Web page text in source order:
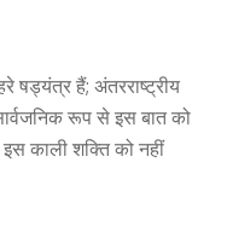
षड्यंत्र हैं; अंतरराष्ट्रीय
रूप से इस बात को
काली शक्ति को नहीं